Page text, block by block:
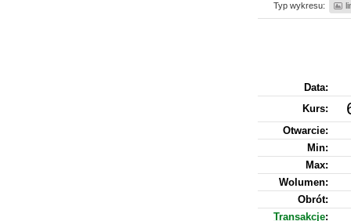
Typ wykresu:
Data:
Kurs:
Otwarcie:
Min:
Max:
Wolumen:
Obrót:
Transakcje: